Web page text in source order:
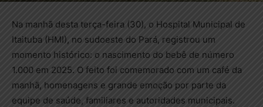
Na manhã desta terça-feira (30), o Hospital Municipal de
Itaituba (HMI), no sudoeste do Pará, registrou um
momento histórico: o nascimento do bebê de número
1.000 em 2025. O feito foi comemorado com um café da
manhã, homenagens e grande emoção por parte da
equipe de saúde, familiares e autoridades municipais.